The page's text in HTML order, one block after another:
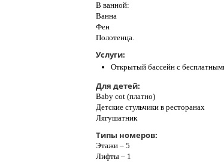
В ванной:
Ваннa
Фен
Полотенца.
Услуги:
Открытый бассейн с
Для детей:
Baby cot (платно)
Детские стульчики в ресторанах
Лягушатник
Типы номеров:
Этажи – 5
Лифты – 1